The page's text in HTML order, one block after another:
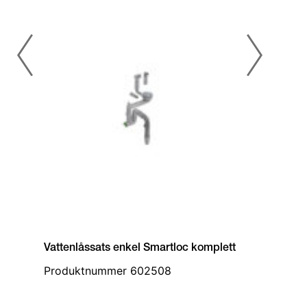
Vattenlåssats enkel Smartloc komplett
Produktnummer 602508